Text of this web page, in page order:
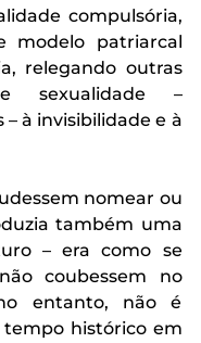
compulsória,
modelo patriarcal
relegando outras
sexualidade –
à invisibilidade e à
nomear ou
também uma
– era como se
coubessem no
entanto, não é
histórico em